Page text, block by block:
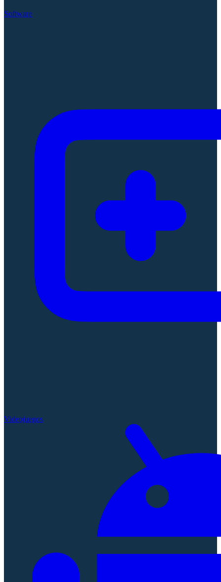
Software
Videojuegos